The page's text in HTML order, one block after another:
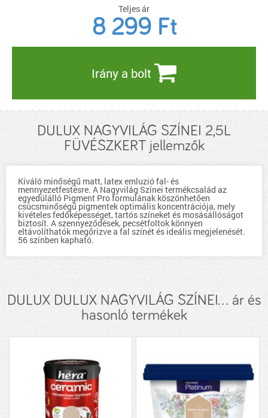
Teljes ár
8 299 Ft
Irány a bolt
DULUX NAGYVILÁG SZÍNEI 2,5L
FÜVÉSZKERT jellemzők
Kiváló minőségű matt, latex emluzió fal- és
mennyezetfestésre. A Nagyvilág Színei termékcsalád az
egyedülálló Pigment Pro formulának köszönhetően
csúcsminőségű pigmentek optimális koncentrációja, mely
kivételes fedőképességet, tartós színeket és mosásállóságot
biztosít. A szennyeződések, pecsétfoltok könnyen
eltávolíthatók megőrizve a fal színét és ideális megjelenését.
56 színben kapható.
DULUX DULUX NAGYVILÁG SZÍNEI... ár és
hasonló termékek